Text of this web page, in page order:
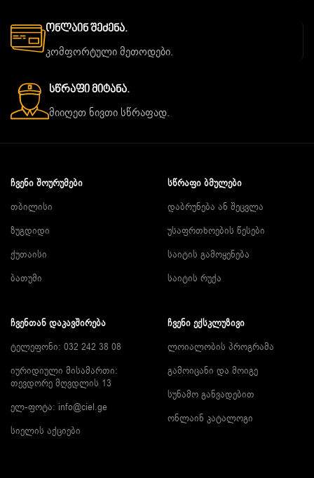
Ონლაინ Შეძენა.
კომფორტული მეთოდები.
Სწრაფი Მიტანა.
მიიღეთ ნივთი სწრაფად.
ᲩᲕᲔᲜᲘ ᲨᲝᲣᲠᲣᲛᲔᲑᲘ
თბილისი
ზუგდიდი
ქუთაისი
ბათუმი
ᲡᲬᲠᲐᲤᲘ ᲑᲛᲣᲚᲔᲑᲘ
დაბრუნება ან შეცვლა
უსაფრთხოების წესები
საიტის გამოყენება
საიტის რუქა
ᲩᲕᲔᲜᲗᲐᲜ ᲓᲐᲙᲐᲕᲨᲘᲠᲔᲑᲐ
ტელეფონი: 032 242 38 08
იურიდიული მისამართი:
თევდორე მღვდლის 13
ელ-ფოტა: info@ciel.ge
სიელის აქციები
ᲩᲕᲔᲜᲘ ᲔᲥᲡᲙᲚᲣᲖᲘᲕᲘ
ლოიალობის პროგრამა
გამოიცანი და მოიგე
სუნამო განვადებით
ონლაინ კატალოგი